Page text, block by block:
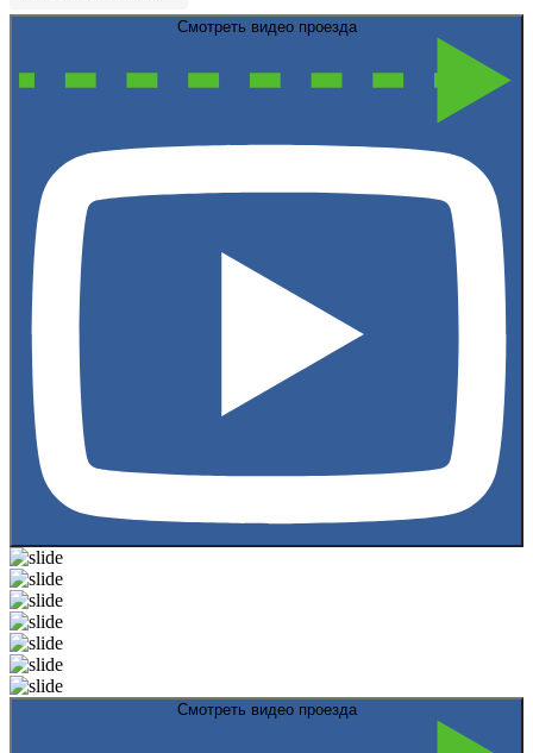
Смотреть видео проезда
Смотреть видео проезда